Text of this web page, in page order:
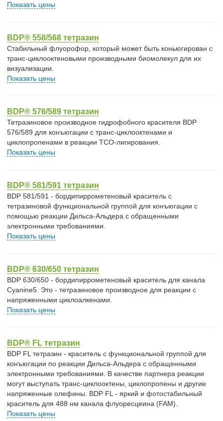
Показать цены
BDP® 558/568 тетразин
Стабильный флуорофор, который может быть коньюгирован с
транс-циклооктеновыми производными биомолекул для их
визуализации.
Показать цены
BDP® 576/589 тетразин
Тетразиновое производное гидрофобного красителя BDP
576/589 для конъюгации с транс-циклооктенами и
циклопропенами в реакции TCO-лигирования.
Показать цены
BDP® 581/591 тетразин
BDP 581/591 - бордипиррометеновый краситель с
тетразиновой функциональной группой для конъюгации с
помощью реакции Дильса-Альдера с обращенными
электронными требованиями.
Показать цены
BDP® 630/650 тетразин
BDP 630/650 - бордипиррометеновый краситель для канала
Cyanine5. Это - тетразиновое производное для реакции с
напряженными циклоалкенами.
Показать цены
BDP® FL тетразин
BDP FL тетразин - краситель с функциональной группой для
конъюгации по реакции Дильса-Альдера с обращенными
электронными требованиями. В качестве партнера реакции
могут выступать транс-циклооктены, циклопропены и другие
напряженные олефины. BDP FL - яркий и фотостабильный
краситель для 488 нм канала флуоресцеина (FAM).
Показать цены